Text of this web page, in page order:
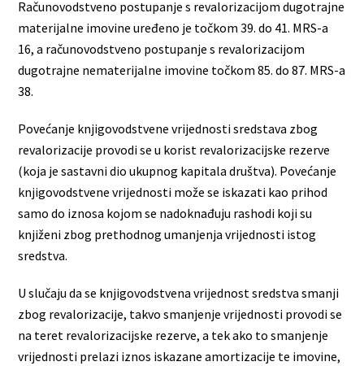
Računovodstveno postupanje s revalorizacijom dugotrajne
materijalne imovine uređeno je točkom 39. do 41. MRS-a
16, a računovodstveno postupanje s revalorizacijom
dugotrajne nematerijalne imovine točkom 85. do 87. MRS-a
38.
Povećanje knjigovodstvene vrijednosti sredstava zbog
revalorizacije provodi se u korist revalorizacijske rezerve
(koja je sastavni dio ukupnog kapitala društva). Povećanje
knjigovodstvene vrijednosti može se iskazati kao prihod
samo do iznosa kojom se nadoknađuju rashodi koji su
knjiženi zbog prethodnog umanjenja vrijednosti istog
sredstva.
U slučaju da se knjigovodstvena vrijednost sredstva smanji
zbog revalorizacije, takvo smanjenje vrijednosti provodi se
na teret revalorizacijske rezerve, a tek ako to smanjenje
vrijednosti prelazi iznos iskazane amortizacije te imovine,